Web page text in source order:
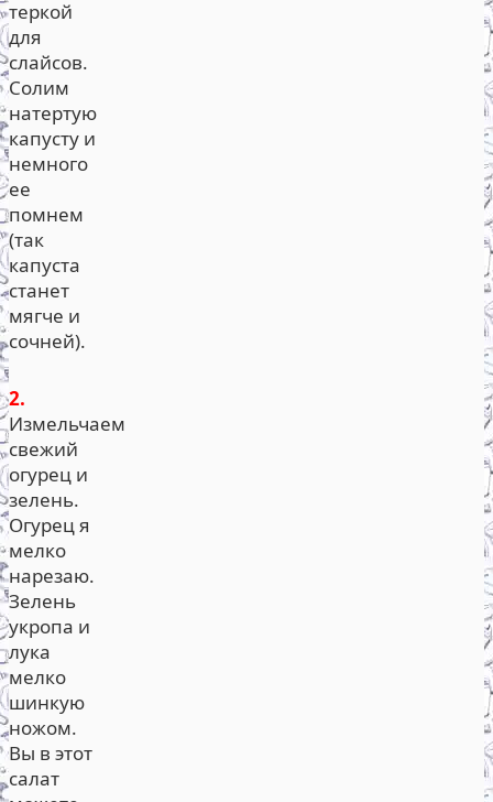
теркой
для
слайсов.
Солим
натертую
капусту и
немного
ее
помнем
(так
капуста
станет
мягче и
сочней).
2.
Измельчаем
свежий
огурец и
зелень.
Огурец я
мелко
нарезаю.
Зелень
укропа и
лука
мелко
шинкую
ножом.
Вы в этот
салат